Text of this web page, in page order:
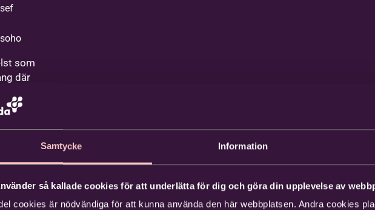
Samtycke Information
så kallade cookies för att underlätta för dig och göra din upplevelse av
cookies är nödvändiga för att kunna använda den här webbplatsen. Andra cookies
som
där
i en
gång
gått
kunna